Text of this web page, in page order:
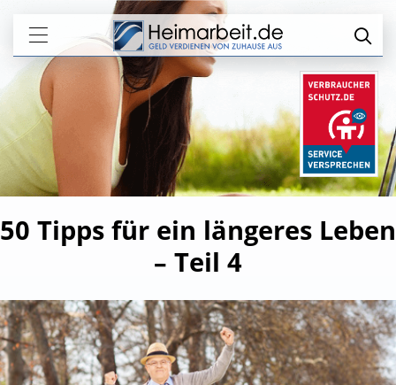
50 Tipps für ein längeres Leben
– Teil 4